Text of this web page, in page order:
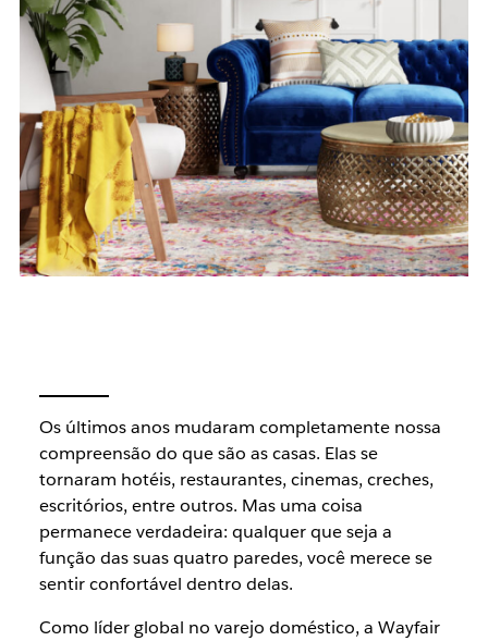
Os últimos anos mudaram completamente nossa
compreensão do que são as casas. Elas se
tornaram hotéis, restaurantes, cinemas, creches,
escritórios, entre outros. Mas uma coisa
permanece verdadeira: qualquer que seja a
função das suas quatro paredes, você merece se
sentir confortável dentro delas.
Como líder global no varejo doméstico, a Wayfair